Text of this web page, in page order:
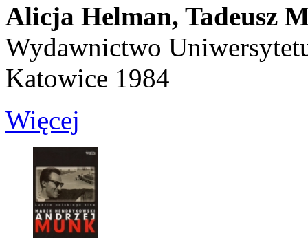
Alicja Helman, Tadeusz
Wydawnictwo
Katowice 1984
Więcej